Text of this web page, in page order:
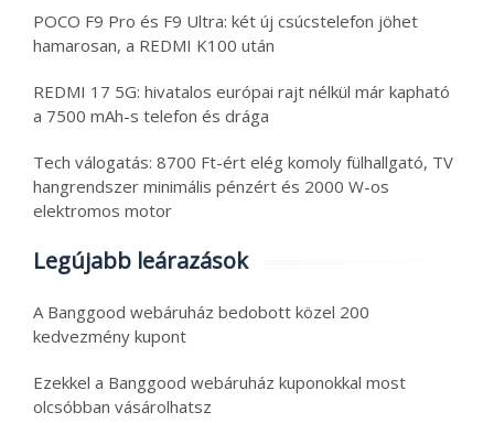
POCO F9 Pro és F9 Ultra: két új csúcstelefon jöhet
hamarosan, a REDMI K100 után
REDMI 17 5G: hivatalos európai rajt nélkül már kapható
a 7500 mAh-s telefon és drága
Tech válogatás: 8700 Ft-ért elég komoly fülhallgató, TV
hangrendszer minimális pénzért és 2000 W-os
elektromos motor
Legújabb leárazások
A Banggood webáruház bedobott közel 200
kedvezmény kupont
Ezekkel a Banggood webáruház kuponokkal most
olcsóbban vásárolhatsz